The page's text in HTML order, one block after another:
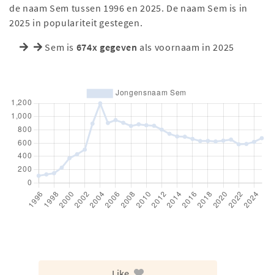
de naam Sem tussen 1996 en 2025. De naam Sem is in
2025 in populariteit gestegen.
Sem is 674x gegeven als voornaam in 2025